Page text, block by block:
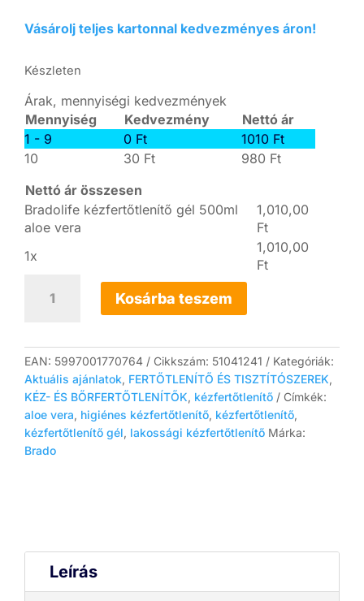
Vásárolj teljes kartonnal kedvezményes áron!
Készleten
Árak, mennyiségi kedvezmények
Mennyiség
Kedvezmény
Nettó ár
1 - 9
0 Ft 1010 Ft
10
30 Ft 980 Ft
Nettó ár összesen
Bradolife kézfertőtlenítő gél 500ml
aloe vera
1,010,00
Ft
1x
1,010,00
Ft
kézfertőtlenítő
aloe
vera
mennyiség
Kosárba teszem
EAN: 5997001770764 Cikkszám: 51041241
Kategóriák:
Aktuális ajánlatok, FERTŐTLENÍTŐ ÉS TISZTÍTÓSZEREK,
KÉZ- ÉS BŐRFERTŐTLENÍTŐK, kézfertőtlenítő
Címkék:
aloe vera, higiénes kézfertőtlenítő, kézfertőtlenítő,
kézfertőtlenítő gél, lakossági kézfertőtlenítő Márka:
Brado
Leírás